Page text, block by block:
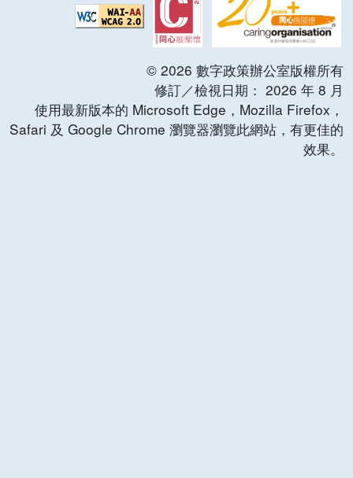
© 2026 數字政策辦公室版權所有
修訂／檢視日期： 2026 年 8 月
使用最新版本的 Microsoft Edge，Mozilla Firefox，
Safari 及 Google Chrome 瀏覽器瀏覽此網站，有更佳的
效果。